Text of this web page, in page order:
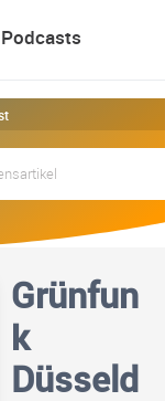
Grünfun
k
Düsseld